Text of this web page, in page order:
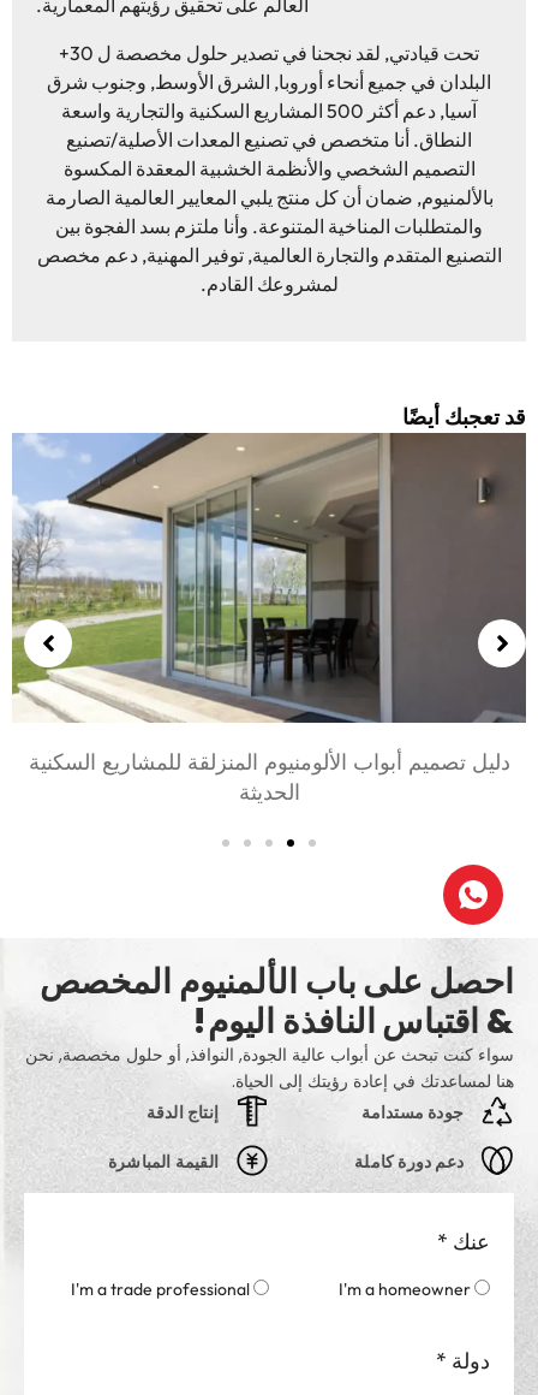
العالم على تحقيق رؤيتهم المعمارية.
تحت قيادتي, لقد نجحنا في تصدير حلول مخصصة ل 30+
البلدان في جميع أنحاء أوروبا, الشرق الأوسط, وجنوب شرق
آسيا, دعم أكثر 500 المشاريع السكنية والتجارية واسعة
النطاق. أنا متخصص في تصنيع المعدات الأصلية/تصنيع
التصميم الشخصي والأنظمة الخشبية المعقدة المكسوة
بالألمنيوم, ضمان أن كل منتج يلبي المعايير العالمية الصارمة
والمتطلبات المناخية المتنوعة. وأنا ملتزم بسد الفجوة بين
التصنيع المتقدم والتجارة العالمية, توفير المهنية, دعم مخصص
لمشروعك القادم.
تعجبك أيضًا
السكنية
اختيار أبواب الألومنيوم لغرف النوم وغرف
احصل على باب الألمنيوم المخصص
& اقتباس النافذة اليوم!
سواء كنت تبحث عن أبواب عالية الجودة, النوافذ, أو حلول مخصصة, نحن
هنا لمساعدتك في إعادة رؤيتك إلى الحياة.
جودة مستدامة
دعم دورة كاملة
إنتاج الدقة
القيمة المباشرة
عنك*
I'm a homeowner
I'm a trade professional
دولة *